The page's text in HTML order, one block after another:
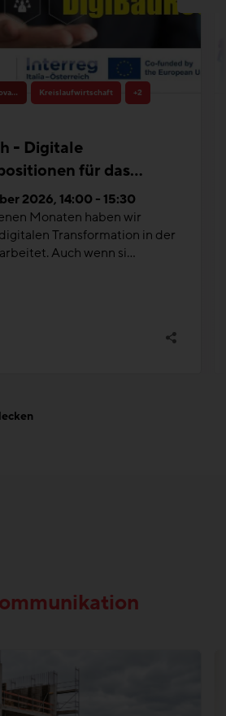
Digitalisierung & Innovation Kreislaufwirtschaft +2
- Digitale
für das
2026, 14:00 - 15:30
Monaten haben wir
Transformation in der
Auch wenn si...